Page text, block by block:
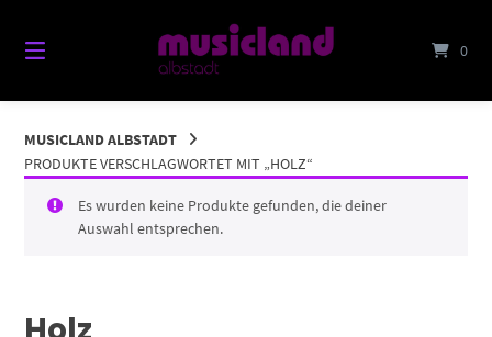
Inhalt
0
MUSICLAND ALBSTADT
PRODUKTE VERSCHLAGWORTET MIT „HOLZ“
Es wurden keine Produkte gefunden, die deiner
Auswahl entsprechen.